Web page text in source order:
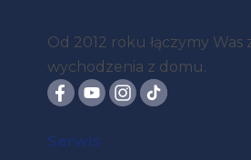
Od 2012 roku łączymy
wychodzenia z domu.
Serwis